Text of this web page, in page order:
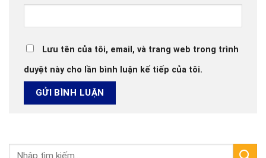
Lưu tên của tôi, email, và trang web trong trình
duyệt này cho lần bình luận kế tiếp của tôi.